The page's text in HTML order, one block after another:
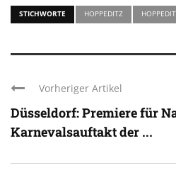
STICHWORTE HOPPEDITZ
Vorheriger Artikel
Düsseldorf: Premiere für
Karnevalsauftakt der ...